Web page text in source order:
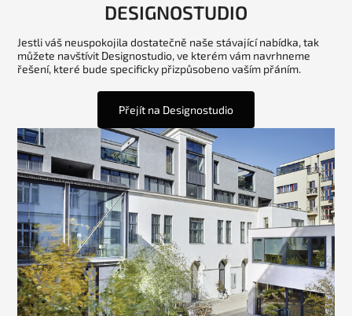
DESIGNOSTUDIO
Jestli váš neuspokojila dostatečně naše stávající nabídka, tak
můžete navštívit Designostudio, ve kterém vám navrhneme
řešení, které bude specificky přizpůsobeno vaším přáním.
Přejít na Designostudio